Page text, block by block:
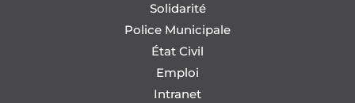
Solidarité
Police Municipale
État Civil
Emploi
Intranet